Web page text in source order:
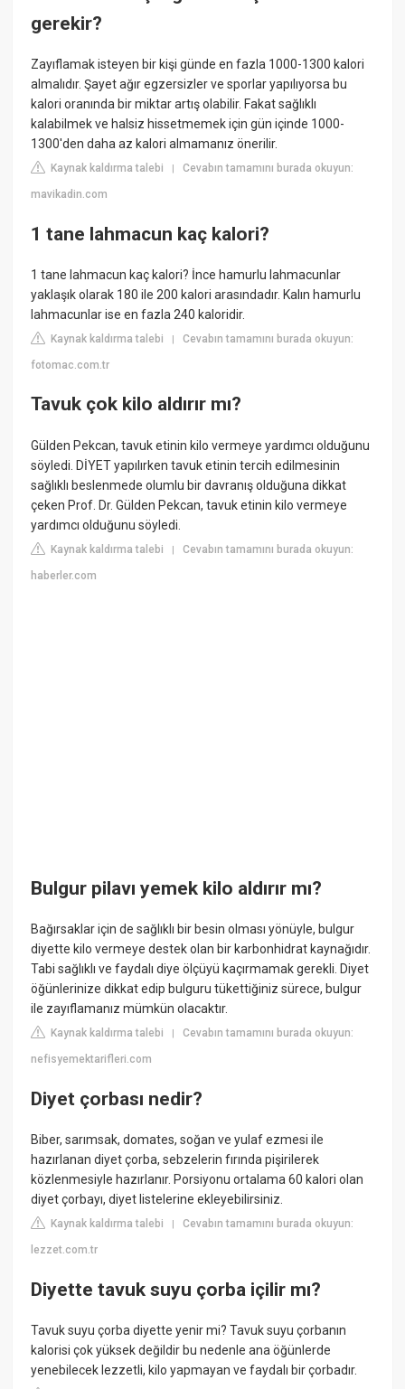
gerekir?
Zayıflamak isteyen bir kişi günde en fazla 1000-1300 kalori
almalıdır. Şayet ağır egzersizler ve sporlar yapılıyorsa bu
kalori oranında bir miktar artış olabilir. Fakat sağlıklı
kalabilmek ve halsiz hissetmemek için gün içinde 1000-
1300'den daha az kalori almamanız önerilir.
Kaynak kaldırma talebi |Cevabın tamamını burada okuyun:
mavikadin.com
1 tane lahmacun kaç kalori?
1 tane lahmacun kaç kalori? İnce hamurlu lahmacunlar
yaklaşık olarak 180 ile 200 kalori arasındadır. Kalın hamurlu
lahmacunlar ise en fazla 240 kaloridir.
Kaynak kaldırma talebi |Cevabın tamamını burada okuyun:
fotomac.com.tr
Tavuk çok kilo aldırır mı?
Gülden Pekcan, tavuk etinin kilo vermeye yardımcı olduğunu
söyledi. DİYET yapılırken tavuk etinin tercih edilmesinin
sağlıklı beslenmede olumlu bir davranış olduğuna dikkat
çeken Prof. Dr. Gülden Pekcan, tavuk etinin kilo vermeye
yardımcı olduğunu söyledi.
Kaynak kaldırma talebi |Cevabın tamamını burada okuyun:
haberler.com
Bulgur pilavı yemek kilo aldırır mı?
Bağırsaklar için de sağlıklı bir besin olması yönüyle, bulgur
diyette kilo vermeye destek olan bir karbonhidrat kaynağıdır.
Tabi sağlıklı ve faydalı diye ölçüyü kaçırmamak gerekli. Diyet
öğünlerinize dikkat edip bulguru tükettiğiniz sürece, bulgur
ile zayıflamanız mümkün olacaktır.
Kaynak kaldırma talebi |Cevabın tamamını burada okuyun:
nefisyemektarifleri.com
Diyet çorbası nedir?
Biber, sarımsak, domates, soğan ve yulaf ezmesi ile
hazırlanan diyet çorba, sebzelerin fırında pişirilerek
közlenmesiyle hazırlanır. Porsiyonu ortalama 60 kalori olan
diyet çorbayı, diyet listelerine ekleyebilirsiniz.
Kaynak kaldırma talebi |Cevabın tamamını burada okuyun:
lezzet.com.tr
Diyette tavuk suyu çorba içilir mı?
Tavuk suyu çorba diyette yenir mi? Tavuk suyu çorbanın
kalorisi çok yüksek değildir bu nedenle ana öğünlerde
yenebilecek lezzetli, kilo yapmayan ve faydalı bir çorbadır.